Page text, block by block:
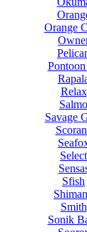
Orange
Pontoon
Relax
Salmo
Savage
Select
Sfish
Smith
Sonik